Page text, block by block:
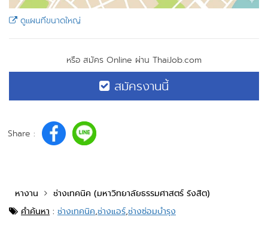
ดูแผนที่ขนาดใหญ่
หรือ สมัคร Online ผ่าน ThaiJob.com
สมัครงานนี้
Share :
หางาน
ช่างเทคนิค (มหาวิทยาลัยธรรมศาสตร์ รังสิต)
คำค้นหา : ช่างเทคนิค,ช่างแอร์,ช่างซ่อมบำรุง